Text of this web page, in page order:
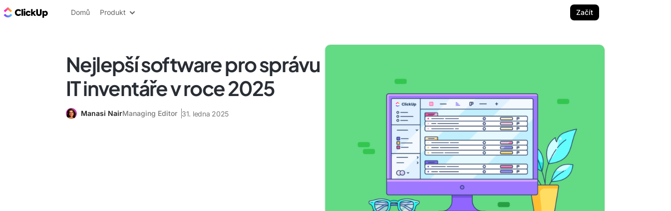
ClickUp blog
Domů Produkt Začít
Nejlepší software pro správu
IT inventáře v roce 2025
Manasi NairManaging Editor 31. ledna 2025